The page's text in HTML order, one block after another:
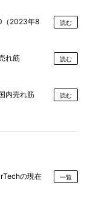
（2023年8
読む
れ筋
読む
内売れ筋
読む
の現在 一覧